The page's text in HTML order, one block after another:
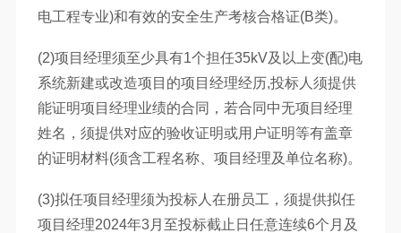
电工程专业)和有效的安全生产考核合格证(B类)。
(2)项目经理须至少具有1个担任35kV及以上变(配)电
系统新建或改造项目的项目经理经历,投标人须提供
能证明项目经理业绩的合同，若合同中无项目经理
姓名，须提供对应的验收证明或用户证明等有盖章
的证明材料(须含工程名称、项目经理及单位名称)。
(3)拟任项目经理须为投标人在册员工，须提供拟任
项目经理2024年3月至投标截止日任意连续6个月及